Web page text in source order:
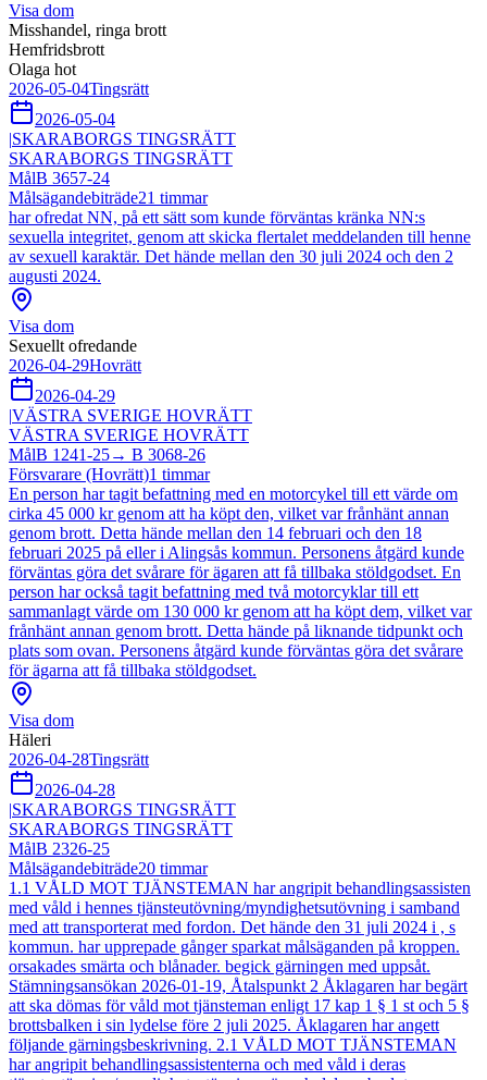
Visa dom
Misshandel, ringa brott
Hemfridsbrott
Olaga hot
2026-05-04Tingsrätt
2026-05-04
|SKARABORGS TINGSRÄTT
SKARABORGS TINGSRÄTT
MålB 3657-24
Målsägandebiträde21 timmar
har ofredat NN, på ett sätt som kunde förväntas kränka NN:s
sexuella integritet, genom att skicka flertalet meddelanden till henne
av sexuell karaktär. Det hände mellan den 30 juli 2024 och den 2
augusti 2024.
Visa dom
Sexuellt ofredande
2026-04-29Hovrätt
2026-04-29
|VÄSTRA SVERIGE HOVRÄTT
VÄSTRA SVERIGE HOVRÄTT
MålB 1241-25→ B 3068-26
Försvarare (Hovrätt)1 timmar
En person har tagit befattning med en motorcykel till ett värde om
cirka 45 000 kr genom att ha köpt den, vilket var frånhänt annan
genom brott. Detta hände mellan den 14 februari och den 18
februari 2025 på eller i Alingsås kommun. Personens åtgärd kunde
förväntas göra det svårare för ägaren att få tillbaka stöldgodset. En
person har också tagit befattning med två motorcyklar till ett
sammanlagt värde om 130 000 kr genom att ha köpt dem, vilket var
frånhänt annan genom brott. Detta hände på liknande tidpunkt och
plats som ovan. Personens åtgärd kunde förväntas göra det svårare
för ägarna att få tillbaka stöldgodset.
Visa dom
Häleri
2026-04-28Tingsrätt
2026-04-28
|SKARABORGS TINGSRÄTT
SKARABORGS TINGSRÄTT
MålB 2326-25
Målsägandebiträde20 timmar
1.1 VÅLD MOT TJÄNSTEMAN har angripit behandlingsassisten
med våld i hennes tjänsteutövning/myndighetsutövning i samband
med att transporterat med fordon. Det hände den 31 juli 2024 i , s
kommun. har upprepade gånger sparkat målsäganden på kroppen.
orsakades smärta och blånader. begick gärningen med uppsåt.
Stämningsansökan 2026-01-19, Åtalspunkt 2 Åklagaren har begärt
att ska dömas för våld mot tjänsteman enligt 17 kap 1 § 1 st och 5 §
brottsbalken i sin lydelse före 2 juli 2025. Åklagaren har angett
följande gärningsbeskrivning. 2.1 VÅLD MOT TJÄNSTEMAN
har angripit behandlingsassistenterna och med våld i deras